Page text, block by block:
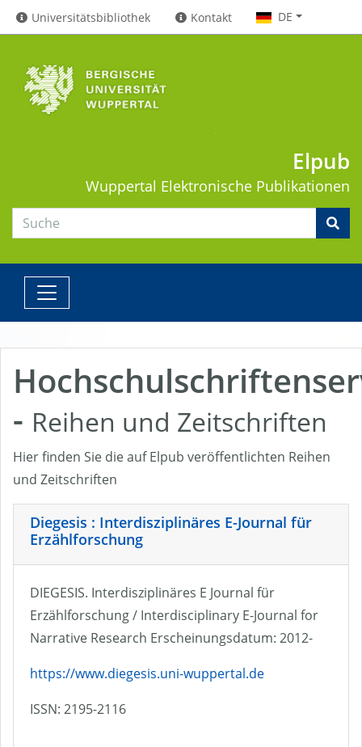
Universitätsbibliothek Kontakt DE
Elpub
Wuppertal Elektronische Publikationen
- Reihen und Zeitschriften
Hier finden Sie die auf Elpub veröffentlichten Reihen
und Zeitschriften
Diegesis : Interdisziplinäres E-Journal für
Erzählforschung
DIEGESIS. Interdisziplinäres E Journal für
Erzählforschung / Interdisciplinary E-Journal for
Narrative Research Erscheinungsdatum: 2012-
https://www.diegesis.uni-wuppertal.de
ISSN: 2195-2116